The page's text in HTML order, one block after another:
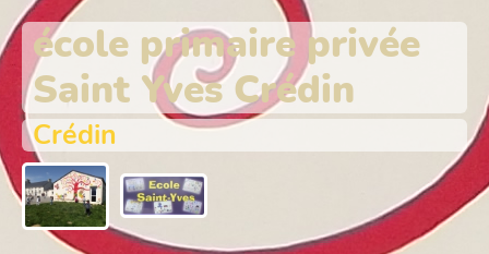
école primaire privée
Saint Yves Crédin
Crédin